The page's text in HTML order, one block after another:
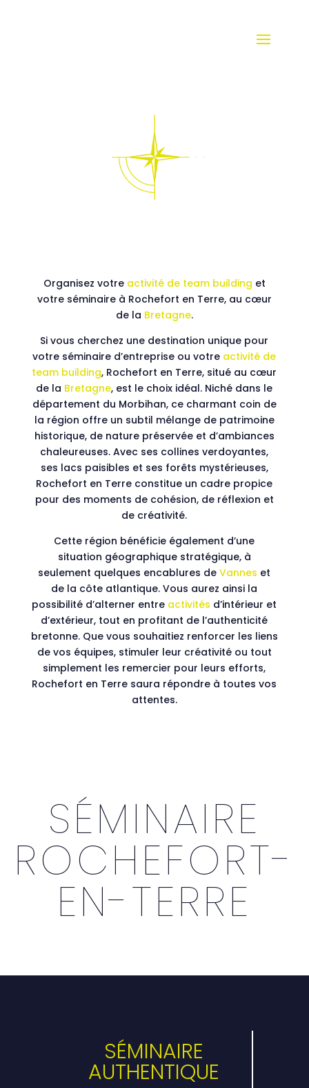
Organisez votre activité de team building et
votre séminaire à Rochefort en Terre, au cœur
de la Bretagne.
Si vous cherchez une destination unique pour
votre séminaire d’entreprise ou votre activité de
team building, Rochefort en Terre, situé au cœur
de la Bretagne, est le choix idéal. Niché dans le
département du Morbihan, ce charmant coin de
la région offre un subtil mélange de patrimoine
historique, de nature préservée et d’ambiances
chaleureuses. Avec ses collines verdoyantes,
ses lacs paisibles et ses forêts mystérieuses,
Rochefort en Terre constitue un cadre propice
pour des moments de cohésion, de réflexion et
de créativité.
Cette région bénéficie également d’une
situation géographique stratégique, à
seulement quelques encablures deVannes et
de la côte atlantique. Vous aurez ainsi la
possibilité d’alterner entre activités d’intérieur et
d’extérieur, tout en profitant de l’authenticité
bretonne. Que vous souhaitiez renforcer les liens
de vos équipes, stimuler leur créativité ou tout
simplement les remercier pour leurs efforts,
Rochefort en Terre saura répondre à toutes vos
attentes.
SÉMINAIRE
ROCHEFORT-
EN-TERRE
SÉMINAIRE
AUTHENTIQUE